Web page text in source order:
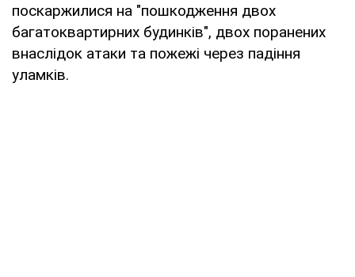
поскаржилися на "пошкодження двох
багатоквартирних будинків", двох поранених
внаслідок атаки та пожежі через падіння
уламків.